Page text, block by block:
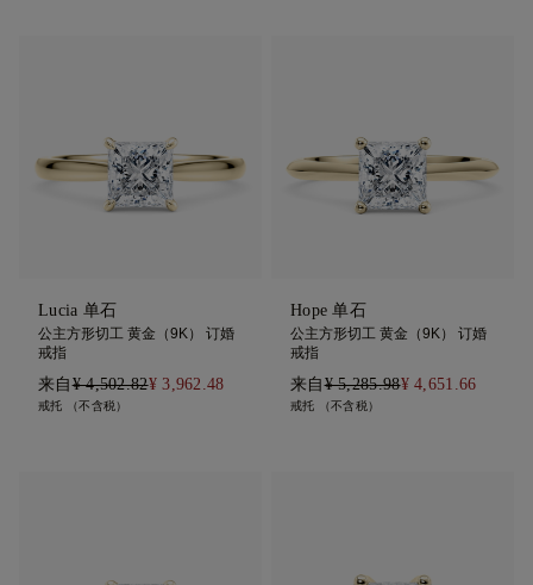
Lucia 单石
公主方形切工 黄金（9K） 订婚
戒指
来自¥ 4,502.82¥ 3,962.48
戒托 （不含税）
Hope 单石
公主方形切工 黄金（9K） 订婚
戒指
来自¥ 5,285.98¥ 4,651.66
戒托 （不含税）